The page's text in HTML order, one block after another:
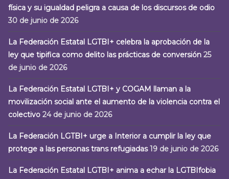
física y su igualdad peligra a causa de los discursos de odio
30 de junio de 2026
La Federación Estatal LGTBI+ celebra la aprobación de la
ley que tipifica como delito las prácticas de conversión 25
de junio de 2026
La Federación Estatal LGTBI+ y COGAM llaman a la
movilización social ante el aumento de la violencia contra el
colectivo 24 de junio de 2026
La Federación LGTBI+ urge a Interior a cumplir la ley que
protege a las personas trans refugiadas 19 de junio de 2026
La Federación Estatal LGTBI+ anima a echar la LGTBIfobia